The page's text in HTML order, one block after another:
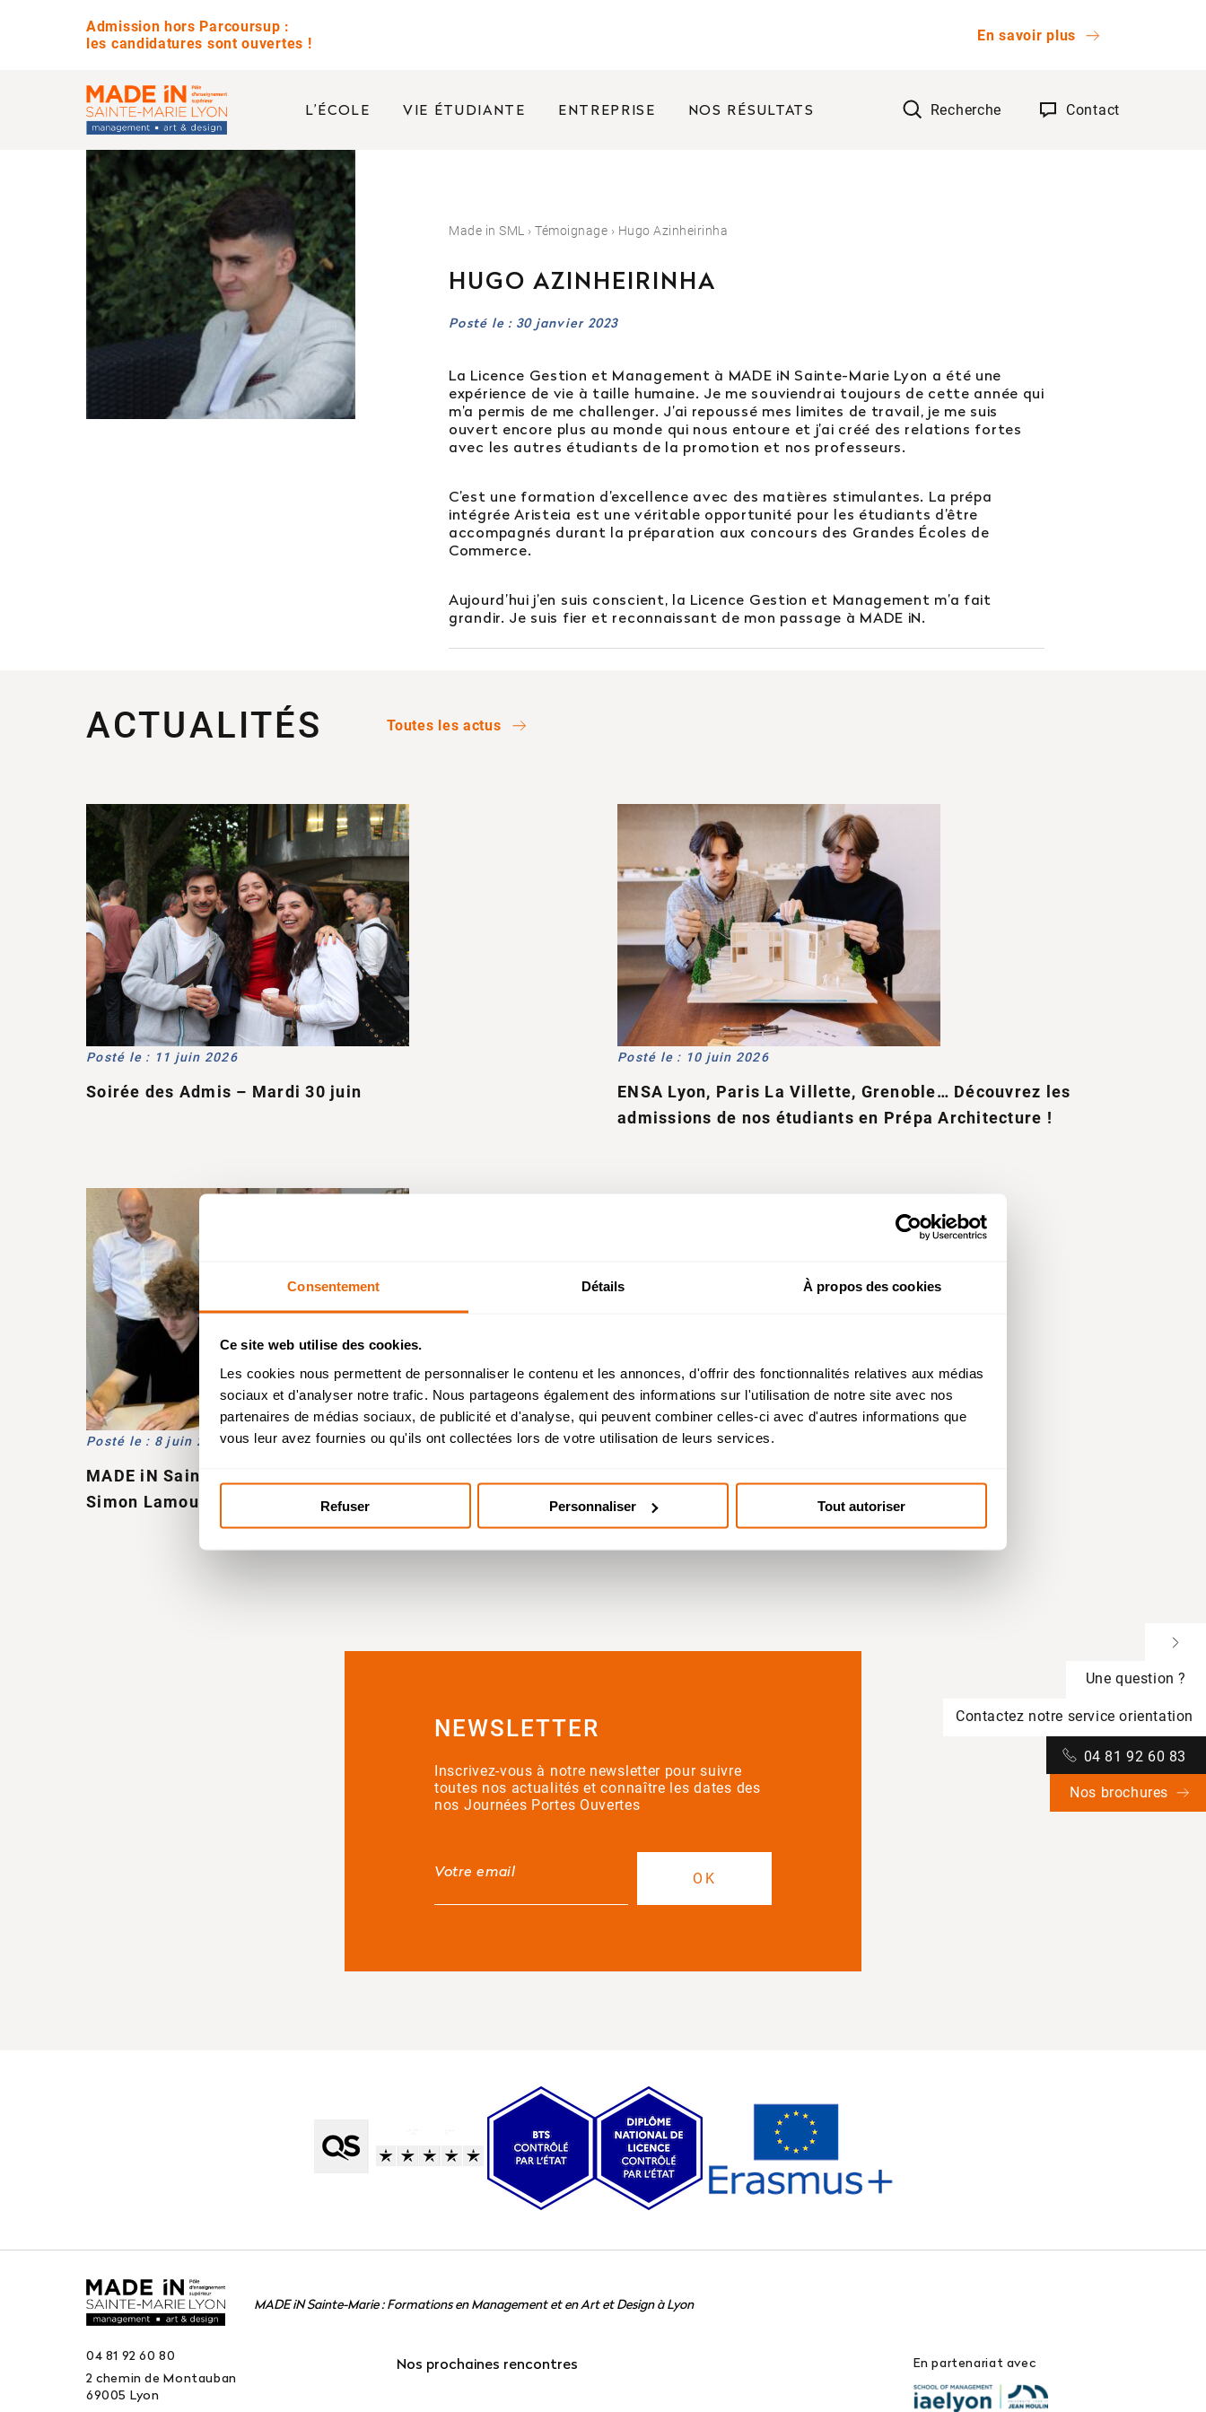
Consentement Détails À propos des cookies
Ce site web utilise des cookies.
Les cookies nous permettent de personnaliser le contenu et les annonces, d'offrir des fonctionnalités relatives aux médias
sociaux et d'analyser notre trafic. Nous partageons également des informations sur l'utilisation de notre site avec nos
partenaires de médias sociaux, de publicité et d'analyse, qui peuvent combiner celles-ci avec d'autres informations que
vous leur avez fournies ou qu'ils ont collectées lors de votre utilisation de leurs services.
Refuser Personnaliser Tout autoriser
Admission hors Parcoursup :
les candidatures sont ouvertes !
En savoir plus
L’ÉCOLE VIE ÉTUDIANTE ENTREPRISE NOS RÉSULTATS Recherche Contact
Made in SML › Témoignage › Hugo Azinheirinha
HUGO AZINHEIRINHA
Posté le : 30 janvier 2023
La Licence Gestion et Management à MADE iN Sainte-Marie Lyon a été une
expérience de vie à taille humaine. Je me souviendrai toujours de cette année qui
m’a permis de me challenger. J’ai repoussé mes limites de travail, je me suis
ouvert encore plus au monde qui nous entoure et j’ai créé des relations fortes
avec les autres étudiants de la promotion et nos professeurs.
C’est une formation d’excellence avec des matières stimulantes. La prépa
intégrée Aristeia est une véritable opportunité pour les étudiants d’être
accompagnés durant la préparation aux concours des Grandes Écoles de
Commerce.
Aujourd’hui j’en suis conscient, la Licence Gestion et Management m’a fait
grandir. Je suis fier et reconnaissant de mon passage à MADE iN.
ACTUALITÉS Toutes les actus
Posté le : 11 juin 2026
Soirée des Admis – Mardi 30 juin
Posté le : 10 juin 2026
ENSA Lyon, Paris La Villette, Grenoble… Découvrez les
admissions de nos étudiants en Prépa Architecture !
Posté le : 8 juin 2026
MADE iN Sainte-Marie Lyon signe un partenariat avec
Simon Lamouche et ASTPrep !
NEWSLETTER
Inscrivez-vous à notre newsletter pour suivre
toutes nos actualités et connaître les dates des
nos Journées Portes Ouvertes
MADE iN Sainte-Marie : Formations en Management et en Art et Design à Lyon
04 81 92 60 80
2 chemin de Montauban
69005 Lyon
Nos prochaines rencontres En partenariat avec
QUESTIONS FRÉQUENTES
Avez-vous des journées portes ouvertes ?
Quelle est la différence entre un bachelor et une licence ?
Est-ce que vous proposez des bourses ?
Est-il possible d’intégrer l’école en 2e ou 3e année ?
Quelles sont les poursuites d’études ?
Afficher plus
Orientation : vous ne trouvez pas votre réponse ?
04 81 92 60 83
Une question ?
Contactez notre service orientation
04 81 92 60 83
Nos brochures
Bachelor Management Innovation et Humanités : reprise de
l’étude des dossiers de candidature à partir du 26 août.
Bachelor Design d’Espace et Prépa Architecture : dossiers de
candidatures étudiés durant l’été.